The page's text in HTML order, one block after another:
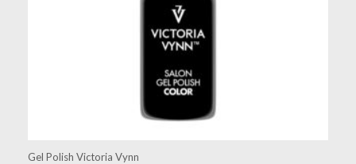
Gel Polish Victoria Vynn